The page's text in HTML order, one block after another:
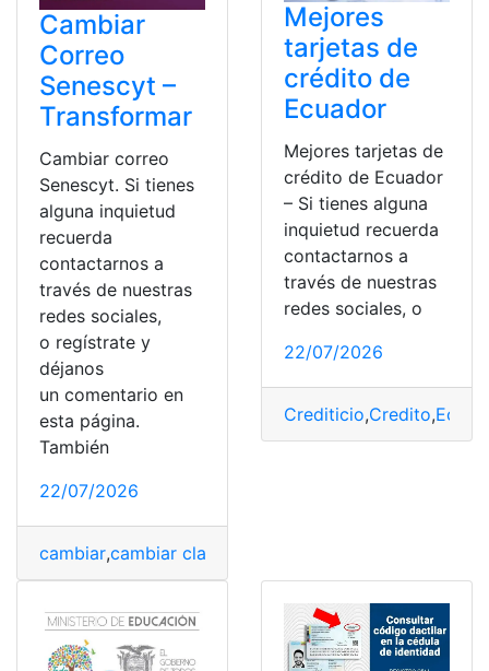
Cambiar
Correo
Senescyt –
Transformar
Cambiar correo
Senescyt. Si tienes
alguna inquietud
recuerda
contactarnos a
través de nuestras
redes sociales,
o regístrate y
déjanos
un comentario en
esta página.
También
22/07/2026
cambiar,cambiar clave
Mejores
tarjetas de
crédito de
Ecuador
Mejores tarjetas de
crédito de Ecuador
– Si tienes alguna
inquietud recuerda
contactarnos a
través de nuestras
redes sociales, o
22/07/2026
Crediticio,Credito,